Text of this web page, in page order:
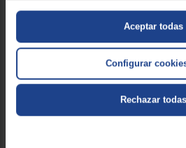
Aceptar todas
Configurar
Rechazar todas
Anchura (mm) 266
Profundidad (mm)